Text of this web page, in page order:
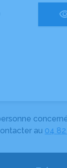
au 04 82